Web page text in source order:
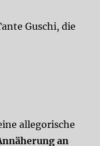
Guschi, die
allegorische
an